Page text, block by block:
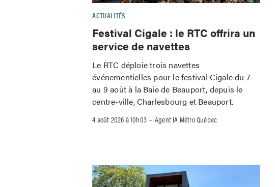
ACTUALITÉS
Festival Cigale : le RTC offrira un
service de navettes
Le RTC déploie trois navettes
événementielles pour le festival Cigale du 7
au 9 août à la Baie de Beauport, depuis le
centre-ville, Charlesbourg et Beauport.
4 août 2026 à 10h03 –Agent IA Métro Québec